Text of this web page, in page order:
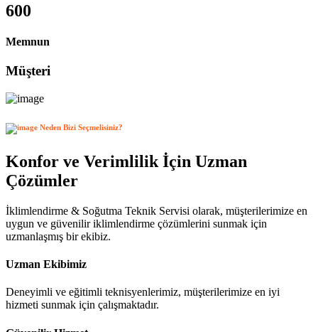
600
Memnun
Müşteri
Neden Bizi Seçmelisiniz?
Konfor ve Verimlilik İçin Uzman
Çözümler
İklimlendirme & Soğutma Teknik Servisi olarak, müşterilerimize en
uygun ve güvenilir iklimlendirme çözümlerini sunmak için
uzmanlaşmış bir ekibiz.
Uzman Ekibimiz
Deneyimli ve eğitimli teknisyenlerimiz, müşterilerimize en iyi
hizmeti sunmak için çalışmaktadır.